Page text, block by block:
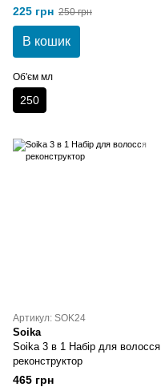
Кондиціонер для волосся м'ята
лайм 250 мл
225 грн 250 грн
В кошик
Об'єм мл
250
Артикул: SOK24
Soika
Soika 3 в 1 Набір для волосся
реконструктор
465 грн